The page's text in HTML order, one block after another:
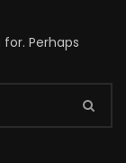
Perhaps